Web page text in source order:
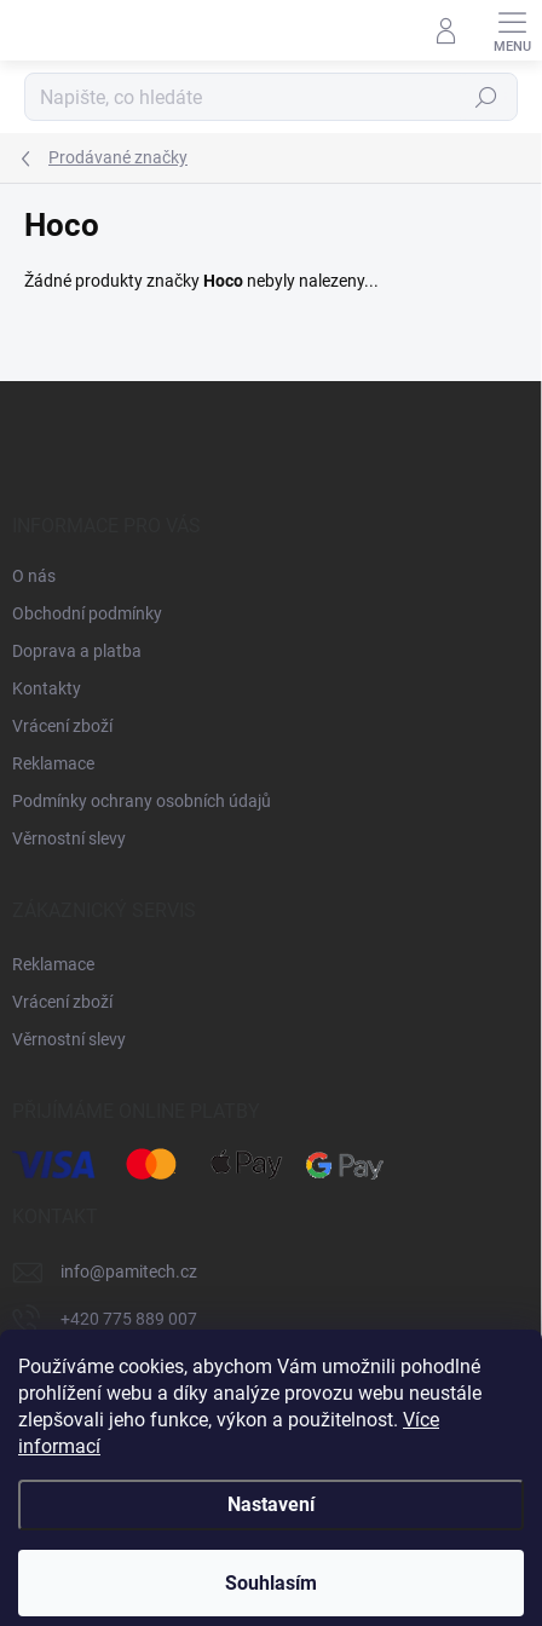
Používáme cookies, abychom Vám umožnili pohodlné
prohlížení webu a díky analýze provozu webu neustále
zlepšovali jeho funkce, výkon a použitelnost. Více
informací
Nastavení
Souhlasím
Hledat
Prodávané značky
Hoco
Žádné produkty značkyHoco nebyly nalezeny...
O nás
Obchodní podmínky
Doprava a platba
Kontakty
Vrácení zboží
Reklamace
Podmínky ochrany osobních údajů
Věrnostní slevy
Reklamace
Vrácení zboží
Věrnostní slevy
info@pamitech.cz
+420 775 889 007
Shoptet.cz číčoviny.cz VM Technology s.r.o.
Vytvořil Shoptet
Pamitech.cz . Všechna práva vyhrazena.
nastavení cookies